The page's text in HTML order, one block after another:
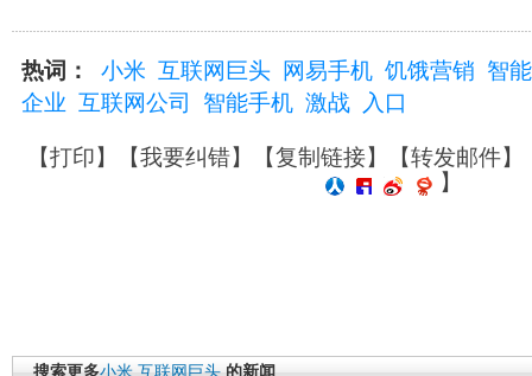
热词： 小米 互联网巨头 网易手机 饥饿营销 智
企业 互联网公司 智能手机 激战 入口
【打印】【我要纠错】【复制链接】【转发邮件】
】
搜索更多小米 互联网巨头 的新闻